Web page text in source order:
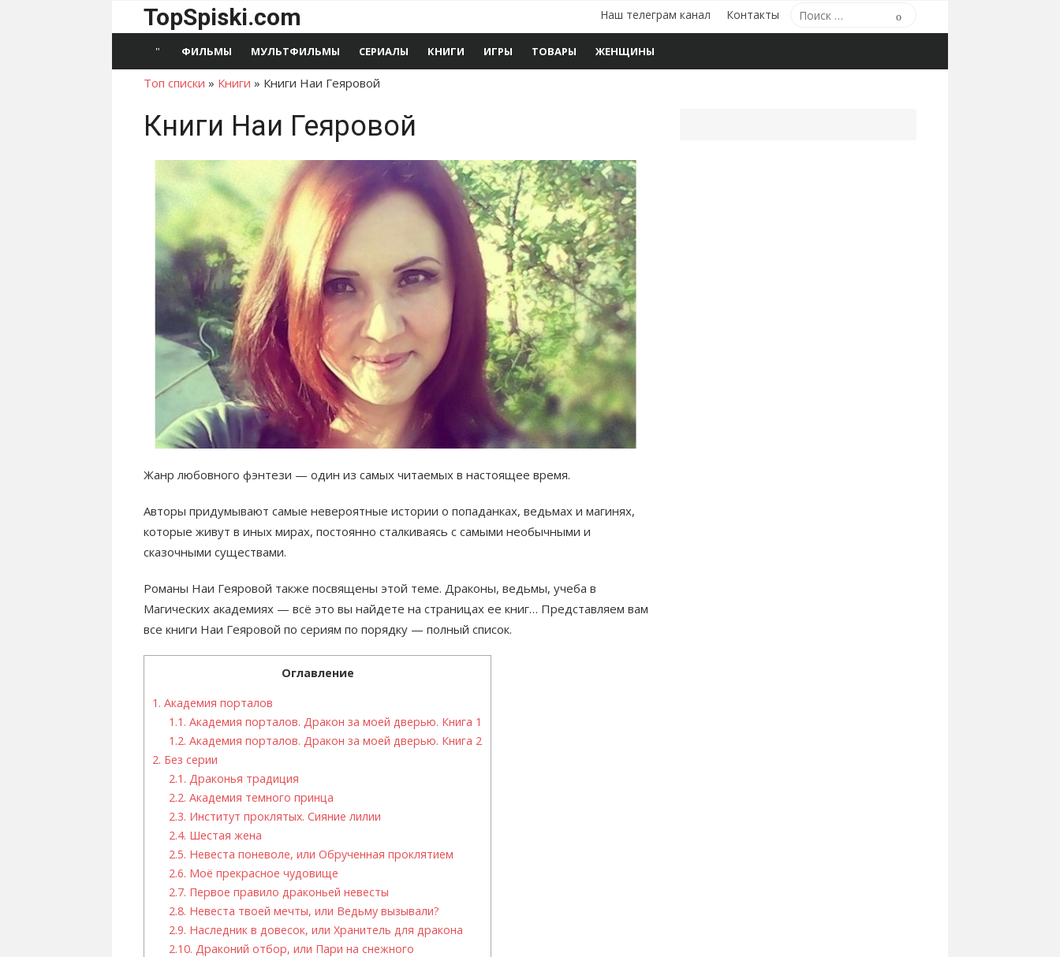
TopSpiski.com
Поиск
по:
Наш телеграм канал Контакты
ФИЛЬМЫ МУЛЬТФИЛЬМЫ СЕРИАЛЫ КНИГИ ИГРЫ ТОВАРЫ ЖЕНЩИНЫ
Топ списки » Книги » Книги Наи Геяровой
Книги Наи Геяровой
Жанр любовного фэнтези — один из самых читаемых в настоящее время.
Авторы придумывают самые невероятные истории о попаданках, ведьмах и магинях,
которые живут в иных мирах, постоянно сталкиваясь с самыми необычными и
сказочными существами.
Романы Наи Геяровой также посвящены этой теме. Драконы, ведьмы, учеба в
Магических академиях — всё это вы найдете на страницах ее книг… Представляем вам
все книги Наи Геяровой по сериям по порядку — полный список.
Оглавление
1. Академия порталов
1.1. Академия порталов. Дракон за моей дверью. Книга 1
1.2. Академия порталов. Дракон за моей дверью. Книга 2
2. Без серии
2.1. Драконья традиция
2.2. Академия темного принца
2.3. Институт проклятых. Сияние лилии
2.4. Шестая жена
2.5. Невеста поневоле, или Обрученная проклятием
2.6. Моё прекрасное чудовище
2.7. Первое правило драконьей невесты
2.8. Невеста твоей мечты, или Ведьму вызывали?
2.9. Наследник в довесок, или Хранитель для дракона
2.10. Драконий отбор, или Пари на снежного